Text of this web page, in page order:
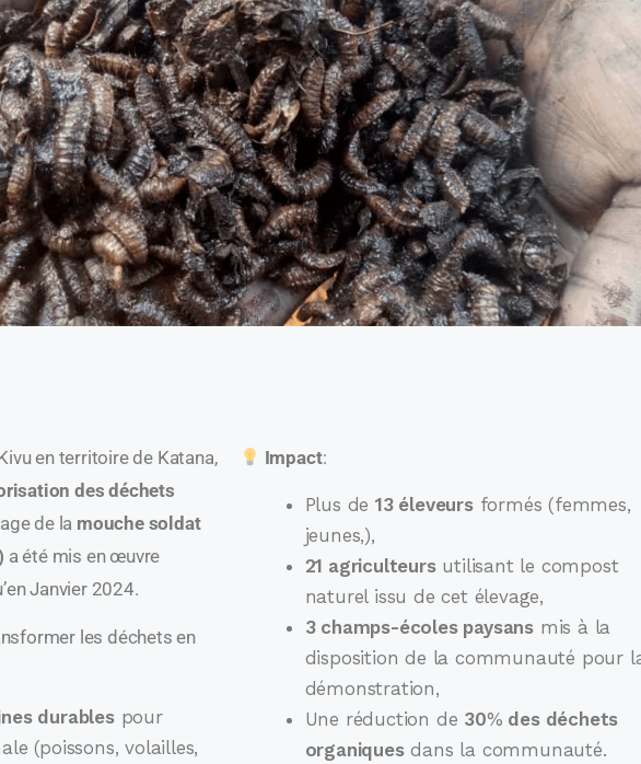
en territoire de Katana,
des déchets
de la mouche soldat
a été mis en œuvre
Janvier 2024.
les déchets en
durablespour
(poissons, volailles,
Impact:
Plus de 13 éleveursformés (femmes,
jeunes,),
21 agriculteursutilisant le compost
naturel issu de cet élevage,
3 champs-écoles paysansmis à la
disposition de la communauté pour
démonstration,
Une réduction de 30% des déchets
organiquesdans la communauté.